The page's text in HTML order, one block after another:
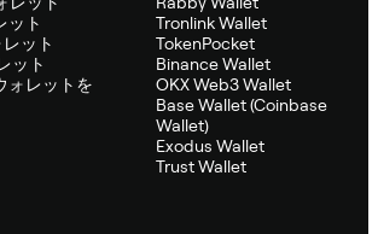
ット
ット
ット
ォレットを
Tronlink Wallet
TokenPocket
Binance Wallet
OKX Web3 Wallet
Base Wallet (Coinbase
Wallet)
Exodus Wallet
Trust Wallet